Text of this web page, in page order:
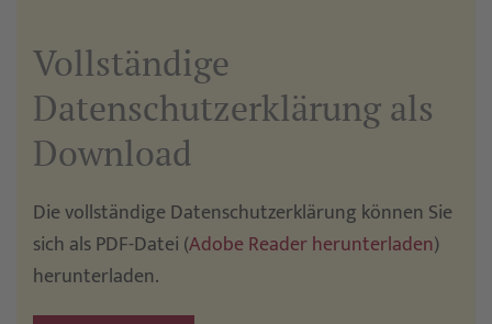
Vollständige
Datenschutzerklärung als
Download
Die vollständige Datenschutzerklärung können Sie
sich als PDF-Datei (Adobe Reader herunterladen)
herunterladen.